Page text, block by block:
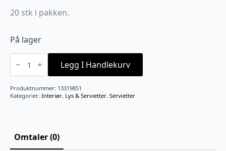
20 stk i pakken.
På lager
Serviett
Lunsj
"Fluttering
butterflies
pink"
antall
Legg I Handlekurv
Produktnummer: 13319851
Kategorier: Interiør, Lys & Servietter, Servietter
Omtaler (0)